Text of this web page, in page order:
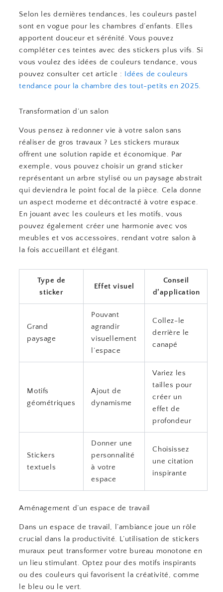
Selon les dernières tendances, les couleurs pastel
sont en vogue pour les chambres d’enfants. Elles
apportent douceur et sérénité. Vous pouvez
compléter ces teintes avec des stickers plus vifs. Si
vous voulez des idées de couleurs tendance, vous
pouvez consulter cet article : Idées de couleurs
tendance pour la chambre des tout-petits en 2025.
Transformation d’un salon
Vous pensez à redonner vie à votre salon sans
réaliser de gros travaux ? Les stickers muraux
offrent une solution rapide et économique. Par
exemple, vous pouvez choisir un grand sticker
représentant un arbre stylisé ou un paysage abstrait
qui deviendra le point focal de la pièce. Cela donne
un aspect moderne et décontracté à votre espace.
En jouant avec les couleurs et les motifs, vous
pouvez également créer une harmonie avec vos
meubles et vos accessoires, rendant votre salon à
la fois accueillant et élégant.
Type de
sticker
Effet visuel
Conseil
d’application
Grand
paysage
Pouvant
agrandir
visuellement
l’espace
Collez-le
derrière le
canapé
Motifs
géométriques
Ajout de
dynamisme
Variez les
tailles pour
créer un
effet de
profondeur
Stickers
textuels
Donner une
personnalité
à votre
espace
Choisissez
une citation
inspirante
Aménagement d’un espace de travail
Dans un espace de travail, l’ambiance joue un rôle
crucial dans la productivité. L’utilisation de stickers
muraux peut transformer votre bureau monotone en
un lieu stimulant. Optez pour des motifs inspirants
ou des couleurs qui favorisent la créativité, comme
le bleu ou le vert.